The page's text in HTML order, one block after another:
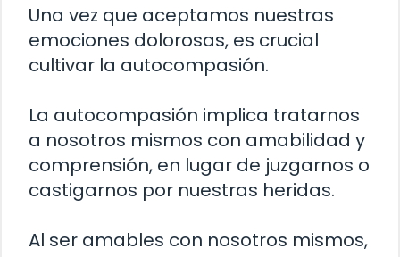
Una vez que aceptamos nuestras
emociones dolorosas, es crucial
cultivar la autocompasión.
La autocompasión implica tratarnos
a nosotros mismos con amabilidad y
comprensión, en lugar de juzgarnos o
castigarnos por nuestras heridas.
Al ser amables con nosotros mismos,